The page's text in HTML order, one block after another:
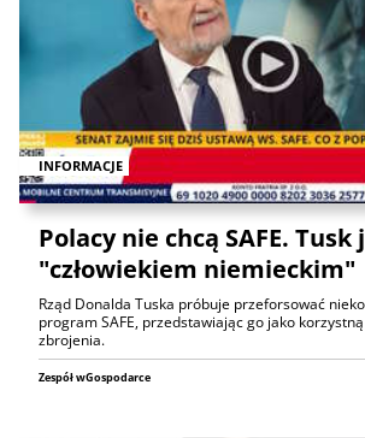
INFORMACJE
Polacy nie chcą SAFE. Tusk
"człowiekiem niemieckim"
Rząd Donalda Tuska próbuje przeforsować
program SAFE, przedstawiając go jako
zbrojenia.
Zespół wGospodarce